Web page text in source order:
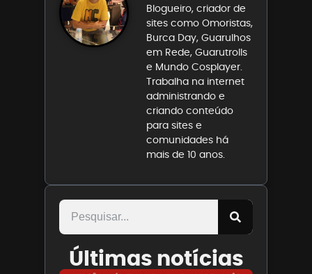
Blogueiro, criador de
sites como Omoristas,
Burca Day, Guarulhos
em Rede, Guarutrolls
e Mundo Cosplayer.
Trabalha na internet
administrando e
criando conteúdo
para sites e
comunidades há
mais de 10 anos.
Últimas notícias